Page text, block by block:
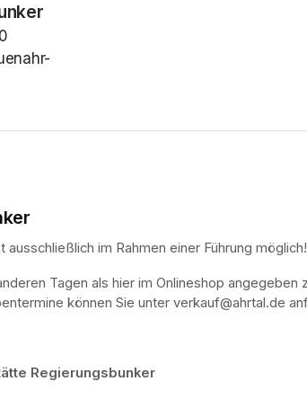
tab)
ausschließlich im Rahmen einer Führung möglich!
Tagen als hier im Onlineshop
können Sie unter verkauf@ahrtal.de
Regierungsbunker